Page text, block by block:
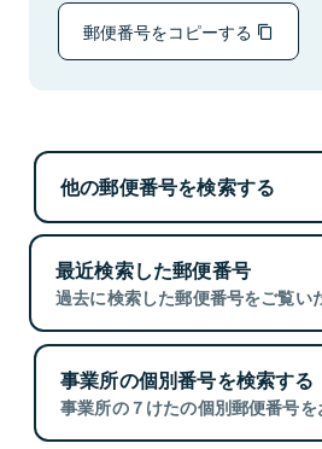
郵便番号をコピーする
他の郵便番号を検索する
最近検索した郵便番号
過去に検索した郵便番号をご覧い
事業所の個別番号を検索する
事業所の７けたの個別郵便番号を